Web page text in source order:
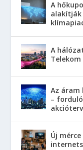
A
A
Telekom
Az áram
–
Új